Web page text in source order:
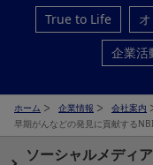
True to Life
企業活
ホーム 企業情報 会社案内
早期がんなどの発見に貢献する
ソーシャルメディ